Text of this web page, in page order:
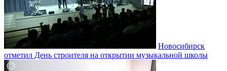
Новосибирск
отметил День строителя на открытии музыкальной школы